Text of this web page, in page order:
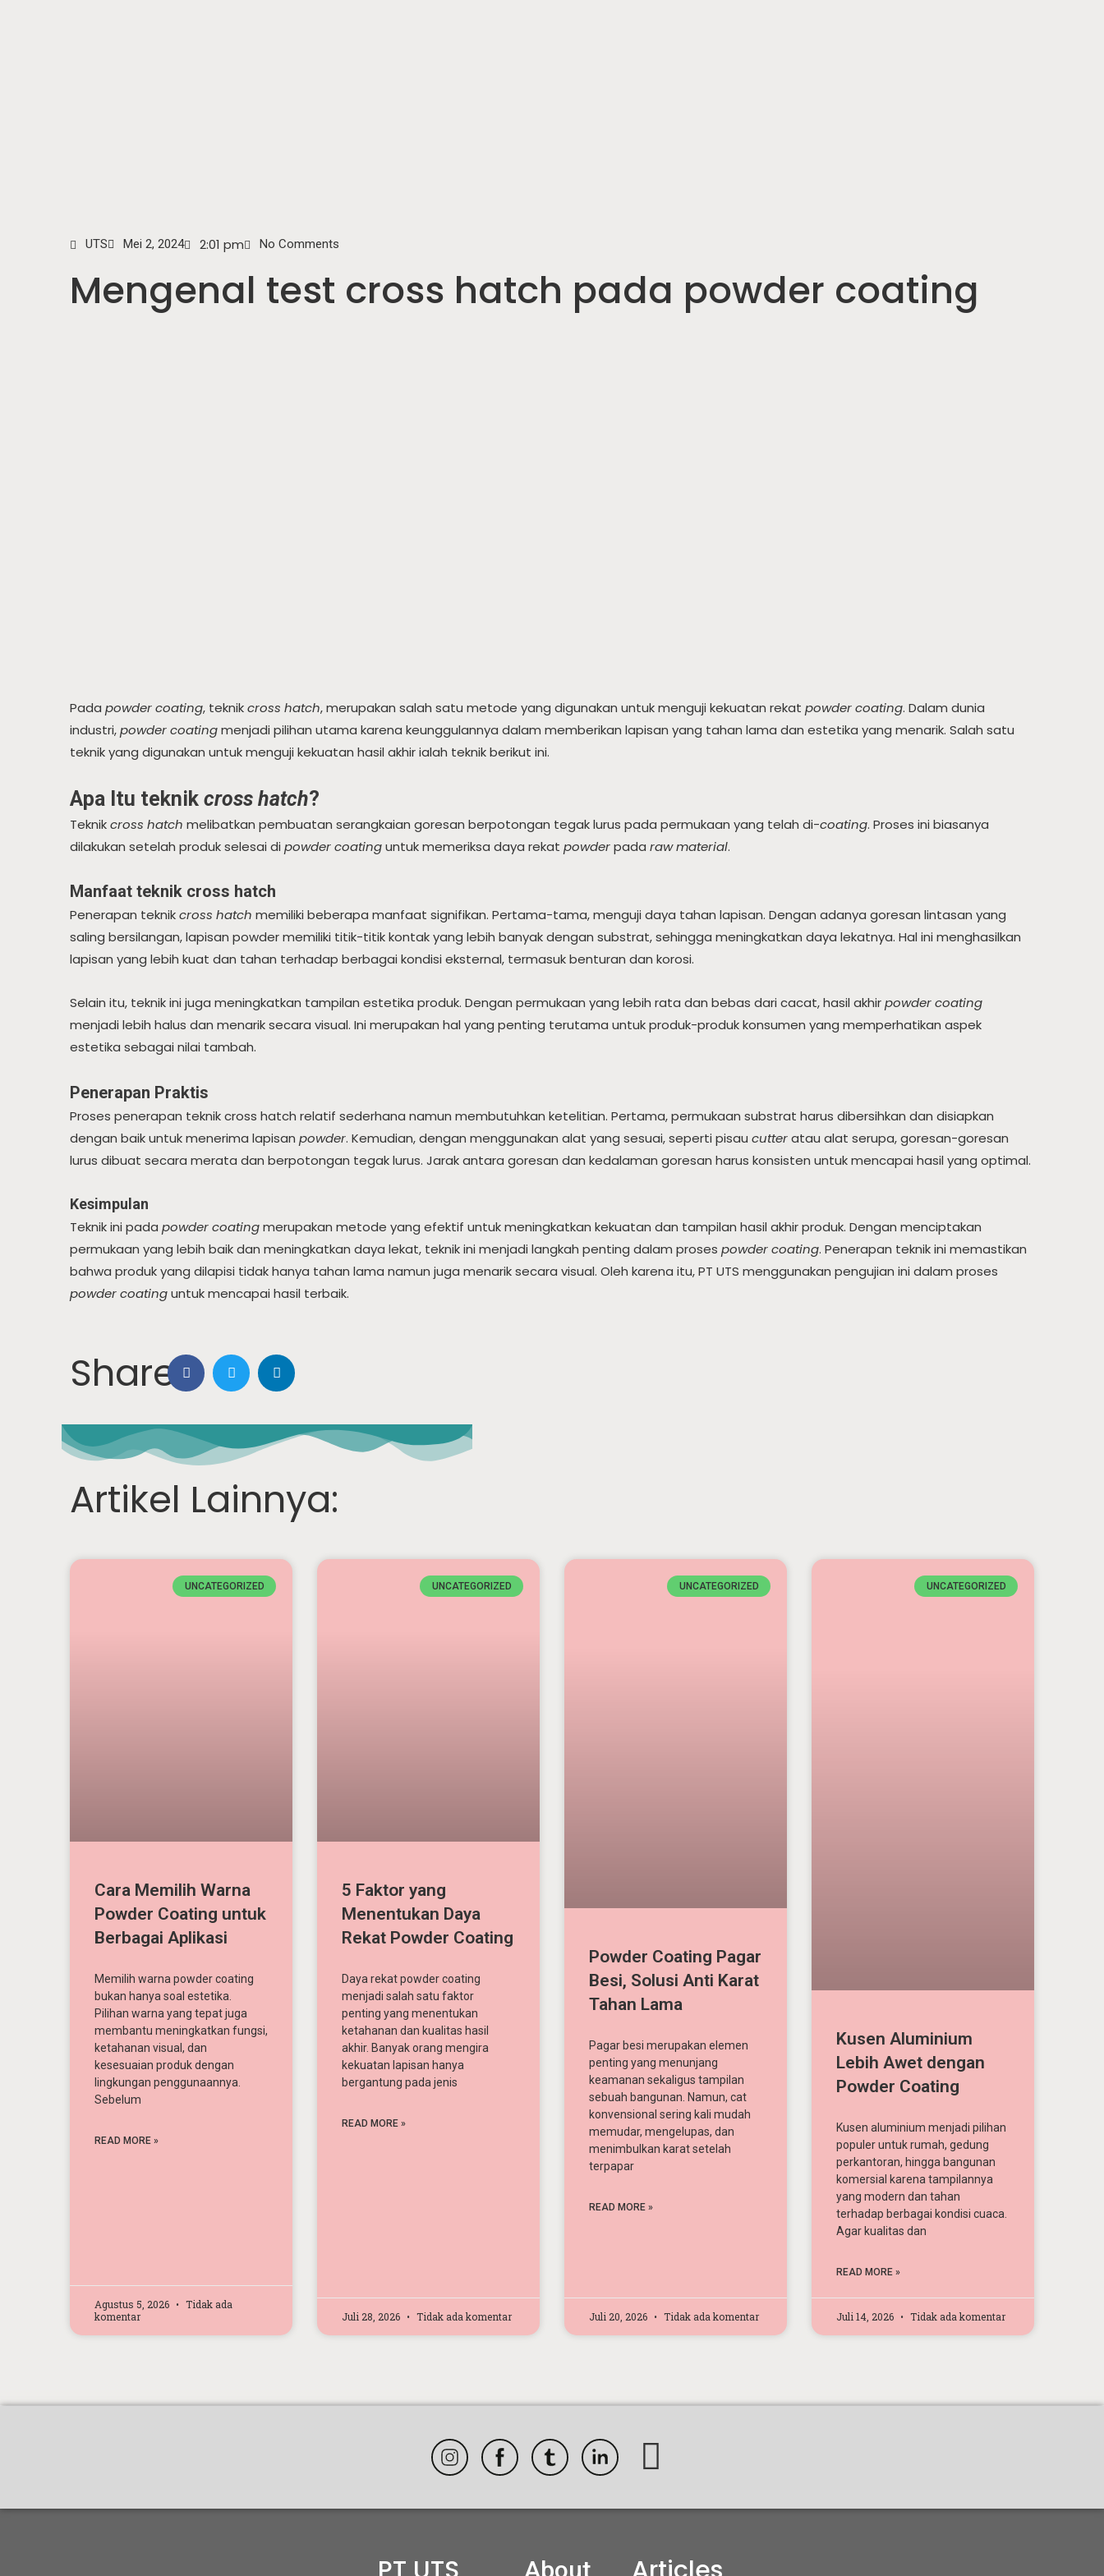
UTS Mei 2, 2024 2:01 pm No Comments
Mengenal test cross hatch pada powder coating
Pada powder coating, teknikcross hatch, merupakan salah satu metode yang digunakan untuk menguji kekuatan rekat powder coating. Dalam dunia
industri,powder coatingmenjadi pilihan utama karena keunggulannya dalam memberikan lapisan yang tahan lama dan estetika yang menarik. Salah satu
teknik yang digunakan untuk menguji kekuatan hasil akhir ialah teknik berikut ini.
Apa Itu teknik cross hatch?
Teknikcross hatch melibatkan pembuatan serangkaian goresan berpotongan tegak lurus pada permukaan yang telah di-coating. Proses ini biasanya
dilakukan setelah produk selesai di powder coatinguntuk memeriksa daya rekat powderpada raw material.
Manfaat teknik cross hatch
Penerapan teknikcross hatch memiliki beberapa manfaat signifikan. Pertama-tama, menguji daya tahan lapisan. Dengan adanya goresan lintasan yang
saling bersilangan, lapisan powder memiliki titik-titik kontak yang lebih banyak dengan substrat, sehingga meningkatkan daya lekatnya. Hal ini menghasilkan
lapisan yang lebih kuat dan tahan terhadap berbagai kondisi eksternal, termasuk benturan dan korosi.
Selain itu, teknik ini juga meningkatkan tampilan estetika produk. Dengan permukaan yang lebih rata dan bebas dari cacat, hasil akhirpowder coating
menjadi lebih halus dan menarik secara visual. Ini merupakan hal yang penting terutama untuk produk-produk konsumen yang memperhatikan aspek
estetika sebagai nilai tambah.
Penerapan Praktis
Proses penerapan teknik cross hatch relatif sederhana namun membutuhkan ketelitian. Pertama, permukaan substrat harus dibersihkan dan disiapkan
dengan baik untuk menerima lapisan powder. Kemudian, dengan menggunakan alat yang sesuai, seperti pisau cutteratau alat serupa, goresan-goresan
lurus dibuat secara merata dan berpotongan tegak lurus. Jarak antara goresan dan kedalaman goresan harus konsisten untuk mencapai hasil yang optimal.
Kesimpulan
Teknikini pada powder coatingmerupakan metode yang efektif untuk meningkatkan kekuatan dan tampilan hasil akhir produk. Dengan menciptakan
permukaan yang lebih baik dan meningkatkan daya lekat, teknik ini menjadi langkah penting dalam proses powder coating. Penerapan teknik ini memastikan
bahwa produk yang dilapisi tidak hanya tahan lama namun juga menarik secara visual. Oleh karena itu, PT UTS menggunakan pengujian ini dalam proses
powder coatinguntuk mencapai hasil terbaik.
Share:
Artikel Lainnya:
UNCATEGORIZED
Cara Memilih Warna
Powder Coating untuk
Berbagai Aplikasi
Memilih warna powder coating
bukan hanya soal estetika.
Pilihan warna yang tepat juga
membantu meningkatkan fungsi,
ketahanan visual, dan
kesesuaian produk dengan
lingkungan penggunaannya.
Sebelum
READ MORE »
Agustus 5, 2026
Tidak ada
komentar
UNCATEGORIZED
5 Faktor yang
Menentukan Daya
Rekat Powder Coating
Daya rekat powder coating
menjadi salah satu faktor
penting yang menentukan
ketahanan dan kualitas hasil
akhir. Banyak orang mengira
kekuatan lapisan hanya
bergantung pada jenis
READ MORE »
Juli 28, 2026 Tidak ada komentar
UNCATEGORIZED
Powder Coating Pagar
Besi, Solusi Anti Karat
Tahan Lama
Pagar besi merupakan elemen
penting yang menunjang
keamanan sekaligus tampilan
sebuah bangunan. Namun, cat
konvensional sering kali mudah
memudar, mengelupas, dan
menimbulkan karat setelah
terpapar
READ MORE »
Juli 20, 2026 Tidak ada komentar
UNCATEGORIZED
Kusen Aluminium
Lebih Awet dengan
Powder Coating
Kusen aluminium menjadi pilihan
populer untuk rumah, gedung
perkantoran, hingga bangunan
komersial karena tampilannya
yang modern dan tahan
terhadap berbagai kondisi cuaca.
Agar kualitas dan
READ MORE »
Juli 14, 2026 Tidak ada komentar
About